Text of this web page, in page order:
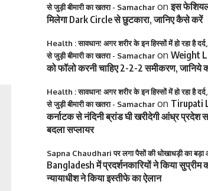
से जुड़ी बीमारी का खतरा - Samacharonइस
मिलेगा Dark Circle से छुटकारा, जानिए कैसे करें
Health : सावधान! अगर शरीर के इन हिस्सों में हो रहा है
से जुड़ी बीमारी का खतरा - Samacharon Weight
को फॉलो करनी चाहिए 2-2-2 समीकरण, जानिये
Health : सावधान! अगर शरीर के इन हिस्सों में हो रहा है
से जुड़ी बीमारी का खतरा - Samacharon Tirupati
कर्नाटक से नंदिनी ब्रांड घी खरीदेगी आंध्र प्रदेश
बदला सप्लायर
Sapna Chaudhari पर लगा पैसों की धोखाधड़ी का बड़ा
Bangladesh में प्रदर्शनकारियों ने किया सुप्रीम
न्यायाधीश ने किया इस्तीफे का ऐलान